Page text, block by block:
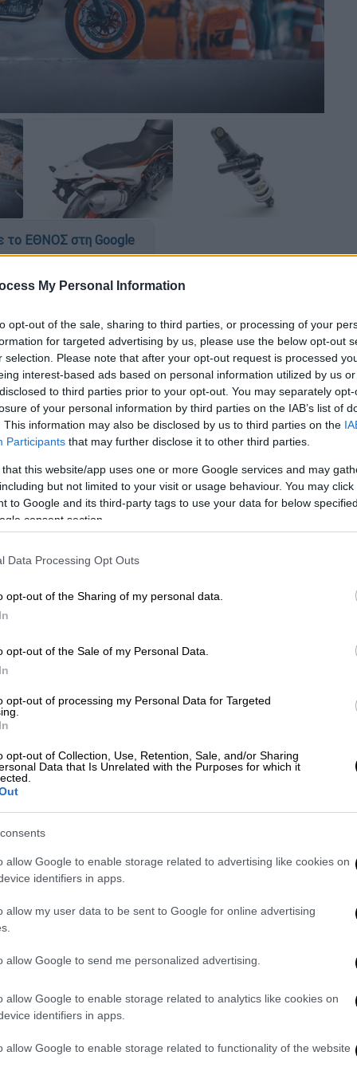
My Personal Information
opt-out of the sale, sharing to third parties, or processing of your
for targeted advertising by us, please use the below opt-out
selection. Please note that after your opt-out request is processed
interest-based ads based on personal information utilized by us
to third parties prior to your opt-out. You may separately
of your personal information by third parties on the IAB’s list of
This information may also be disclosed by us to third parties on the
Participants that may further disclose it to other third parties.
that this website/app uses one or more Google services and may
but not limited to your visit or usage behaviour. You may
to Google and its third-party tags to use your data for below
consent section.
Data Processing Opt Outs
opt-out of the Sharing of my personal data.
opt-out of the Sale of my Personal Data.
opt-out of processing my Personal Data for Targeted
opt-out of Collection, Use, Retention, Sale, and/or Sharing
Data that Is Unrelated with the Purposes for which it
allow Google to enable storage related to advertising like cookies on
identifiers in apps.
allow my user data to be sent to Google for online advertising
allow Google to send me personalized advertising.
allow Google to enable storage related to analytics like cookies on
identifiers in apps.
allow Google to enable storage related to functionality of the website
το ΕΘΝΟΣ στη Google
“Ready to Race” ΚΤΜ για το 890 SMT
Supermoto, αλλά και νικητή του Pikes
παραπέμπει στον θρυλικό αγώνα Hill-Climb,
άσφαλτο και από οριακές σούζες με
γέρνει περισσότερο σε εξαγριωμένη
τουρισμό -αν και το αρκτικόλεξο
στα δύο.
φωτογράφους να βγάλουν και
μερικές
θα κολλήσουμε σε λεπτομέρειες… εδώ
θριαμβεύσει στοPPIHC με Duke (1290
. Και σωστά.
μοντέλο 990 SMT να έχει κάνει
πλατφόρμα 890 LC8c, με γεωμετρία,
που δίνουν έμφαση στη σπορ
βρίσκεται στους 105 hp / 8.000 rpm
τον κινητήρα να τροφοδοτείται από
να έχει ρεζερβουάρ 15,8
4,6 λίτρων ανά 100 χιλιόμετρα, αλλά
ή WMTC -τείνουμε φυσικά προς το
ειδικά σχεδιασμένο για το 890 SMT, ενώ
mm. Το βάρος της μοτοσυκλέτας γεμάτης
τις17άρες χυτές ζάντες με μπράτσα και
σε λευκό χρώμα και σε συνδυασμό
ψηλά τοποθετημένο τελικό με
και από την ενιαία μεν σέλα που
μερίδιο αναβάτη-συνεπιβάτη.
το SMT με νέο κοστούμι, το οποίο
μέρος χάρη στομικρότερο ρεζερβουάρ,
πολύ από του Adventure -για
ξενίζουν ελαφρώς σε πρώτη ματιά
και τις διαστάσεις της μοτοσυκλέτας.